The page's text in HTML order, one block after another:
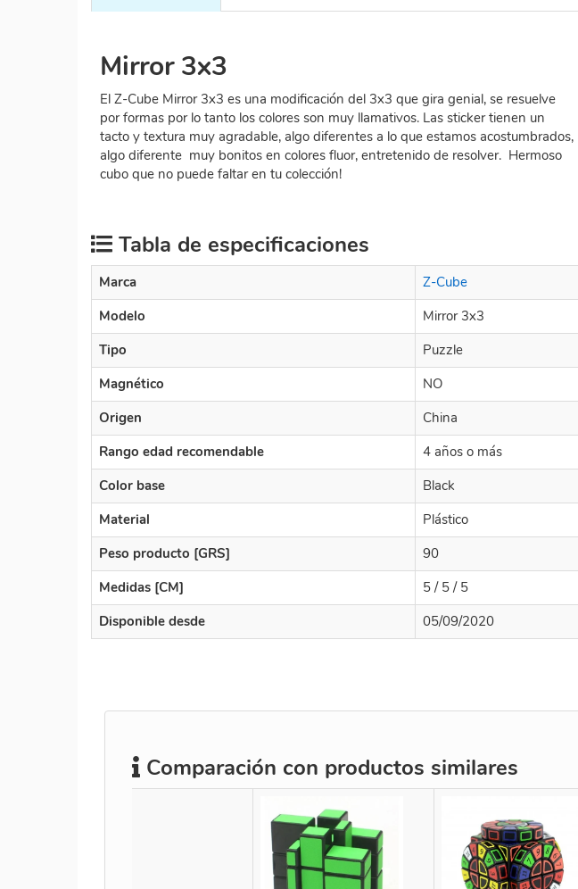
Mirror 3x3
El Z-Cube Mirror 3x3 es una modificación del 3x3 que gira genial, se resuelve
por formas por lo tanto los colores son muy llamativos. Las sticker tienen un
tacto y textura muy agradable, algo diferentes a lo que estamos acostumbrados,
algo diferente muy bonitos en colores fluor, entretenido de resolver. Hermoso
cubo que no puede faltar en tu colección!
Tabla de especificaciones
Marca
Z-Cube
Modelo
Mirror 3x3
Tipo
Puzzle
Magnético
NO
Origen
China
Rango edad recomendable
4 años o más
Color base
Black
Material
Plástico
Peso producto [GRS]
90
Medidas [CM]
5 / 5 / 5
Disponible desde
05/09/2020
Comparación con productos similares